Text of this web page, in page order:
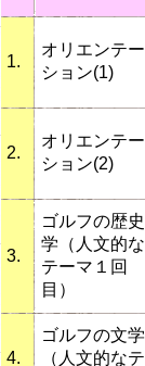
1.
オリエンテー
ション(1)
2.
オリエンテー
ション(2)
3.
ゴルフの歴史
学（人文的な
テーマ１回
目）
4.
ゴルフの文学
（人文的なテ